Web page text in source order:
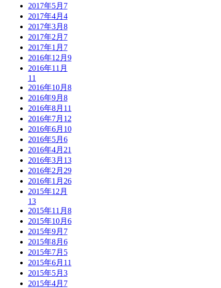
2017年5月 7
2017年4月 4
2017年3月 8
2017年2月 7
2017年1月 7
2016年12月 9
2016年11月
11
2016年10月 8
2016年9月 8
2016年8月 11
2016年7月 12
2016年6月 10
2016年5月 6
2016年4月 21
2016年3月 13
2016年2月 29
2016年1月 26
2015年12月
13
2015年11月 8
2015年10月 6
2015年9月 7
2015年8月 6
2015年7月 5
2015年6月 11
2015年5月 3
2015年4月 7